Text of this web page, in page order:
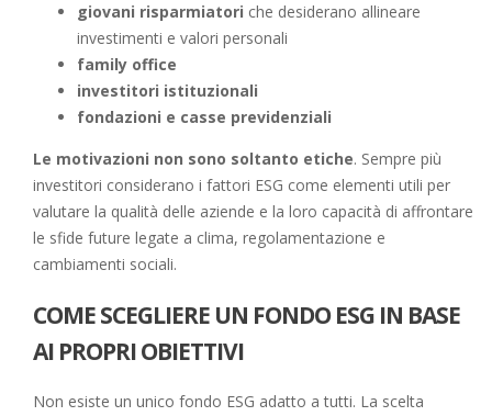
giovani risparmiatori che desiderano allineare
investimenti e valori personali
family office
investitori istituzionali
fondazioni e casse previdenziali
Le motivazioni non sono soltanto etiche. Sempre più
investitori considerano i fattori ESG come elementi utili per
valutare la qualità delle aziende e la loro capacità di affrontare
le sfide future legate a clima, regolamentazione e
cambiamenti sociali.
COME SCEGLIERE UN FONDO ESG IN BASE
AI PROPRI OBIETTIVI
Non esiste un unico fondo ESG adatto a tutti. La scelta